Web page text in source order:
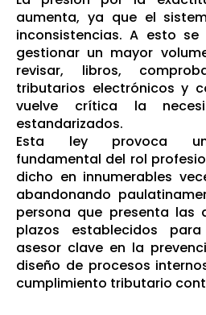
aumenta, ya que el
inconsistencias. A esto
gestionar un mayor
revisar, libros,
tributarios electrónicos y
vuelve crítica la
estandarizados.
Esta ley provoca
fundamental del rol
dicho en innumerables
abandonando
persona que presenta las
plazos establecidos
asesor clave en la
diseño de procesos
cumplimiento tributario